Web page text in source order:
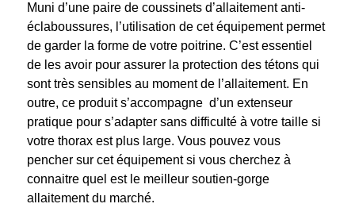
Muni d’une paire de coussinets d’allaitement anti-
éclaboussures, l’utilisation de cet équipement permet
de garder la forme de votre poitrine. C’est essentiel
de les avoir pour assurer la protection des tétons qui
sont très sensibles au moment de l’allaitement. En
outre, ce produit s’accompagne d’un extenseur
pratique pour s’adapter sans difficulté à votre taille si
votre thorax est plus large. Vous pouvez vous
pencher sur cet équipement si vous cherchez à
connaitre quel est le meilleur soutien-gorge
allaitement du marché.